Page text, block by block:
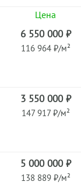
Цена
6 550 000 ₽
116 964 ₽/м²
3 550 000 ₽
147 917 ₽/м²
5 000 000 ₽
138 889 ₽/м²